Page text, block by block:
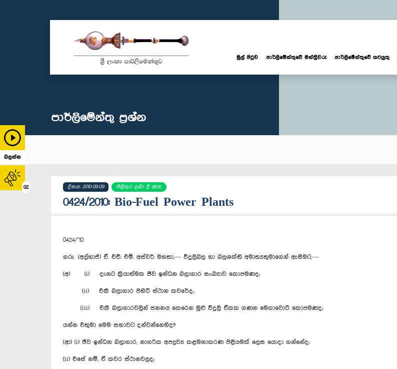
බලන්න
02
මුල් පිටුව පාර්ලි‌මේන්තුවේ මන්ත්‍රීවරු පාර්ලිමේන්තුවේ කටයුතු
පාර්ලි‌මේන්තු‌ ප්‍රශ්න
දිනය: 2010-09-09 පිළිතුර ලබා දී ඇත
0424/2010: Bio-Fuel Power Plants
0424/’10
ගරු (අල්හාජ්) ඒ. එච්. එම්. අස්වර් මහතා,— විදුලිබල හා බලශක්ති අමාත්‍යතුමාගෙන් ඇසීමට,—
(අ) (i) දැනට ක්‍රියාත්මක ජීව ඉන්ධන බලාගාර සංඛ්‍යාව කොපමණද;
(ii) එකී බලාගාර පිහිටි ස්ථාන කවරේද;
(iii) එකී බලාගාරවලින් ජනනය කෙරෙන මුළු විදුලි ඒකක ගණන මෙගාවොට් කොපමණද;
යන්න එතුමා මෙම සභාවට දන්වන්නෙහිද?
(ආ) (i) ජීව ඉන්ධන බලාගාර, නාගරික අපද්‍රව්‍ය කළමනාකරණ පිළියමක් ලෙස යොදා ගන්නේද;
(ii) එසේ නම්, ඒ කවර ස්ථානවලද;